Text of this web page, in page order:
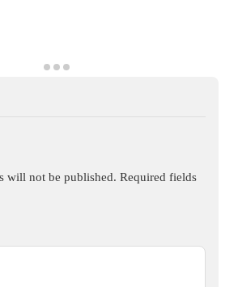
will not be published. Required fields